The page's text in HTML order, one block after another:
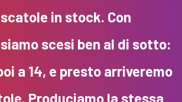
in stock. Con
siamo scesi ben al di sotto:
a 14, e presto arriveremo
Produciamo la stessa